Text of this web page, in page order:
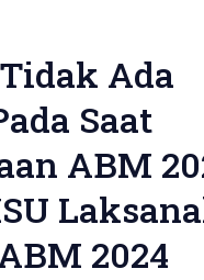
Ada
Saat
ABM
2024